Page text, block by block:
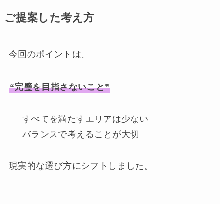
ご提案した考え方
今回のポイントは、
“完璧を目指さないこと”
すべてを満たすエリアは少ない
バランスで考えることが大切
現実的な選び方にシフトしました。